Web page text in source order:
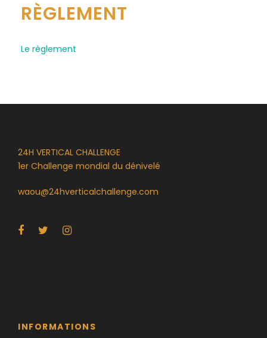
RÈGLEMENT
Le règlement
24H VERTICAL CHALLENGE
1er Challenge mondial du dénivelé
waou@24hverticalchallenge.com
INFORMATIONS